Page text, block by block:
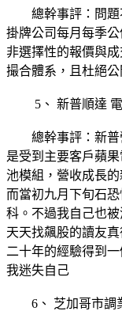
總幹事評：問題
掛牌公司每月每季
非選擇性的報價與
撮合體系，且杜絕
5、 新普順達 電
總幹事評：新普
是受到主要客戶蘋
池模組，營收成長
而當初九月下旬石
科。不過我自己也
天天找飆股的讀友
二十年的經驗得到
我迷失自己
6、 芝加哥市調業